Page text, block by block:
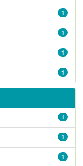
1
1
1
1
1
1
1